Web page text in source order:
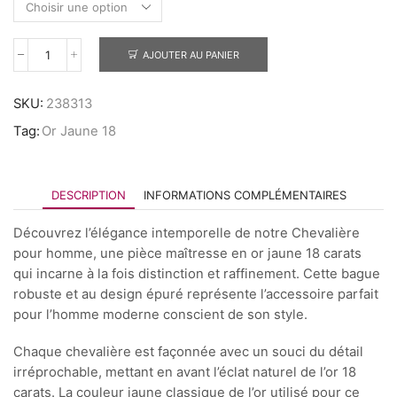
AJOUTER AU PANIER
SKU: 238313
Tag: Or Jaune 18
DESCRIPTION INFORMATIONS COMPLÉMENTAIRES
Découvrez l’élégance intemporelle de notre Chevalière
pour homme, une pièce maîtresse en or jaune 18 carats
qui incarne à la fois distinction et raffinement. Cette bague
robuste et au design épuré représente l’accessoire parfait
pour l’homme moderne conscient de son style.
Chaque chevalière est façonnée avec un souci du détail
irréprochable, mettant en avant l’éclat naturel de l’or 18
carats. La couleur jaune classique de l’or utilisé pour ce